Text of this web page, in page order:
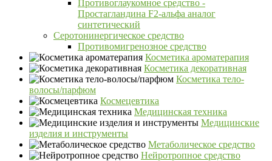
Противоглаукомное средство -
Простагландина F2-альфа аналог
синтетический
Серотонинергическое средство
Противомигренозное средство
Косметика ароматерапия
Косметика декоративная
Косметика тело-
волосы/парфюм
Космецевтика
Медицинская техника
Медицинские
изделия и инструменты
Метаболическое средство
Нейротропное средство